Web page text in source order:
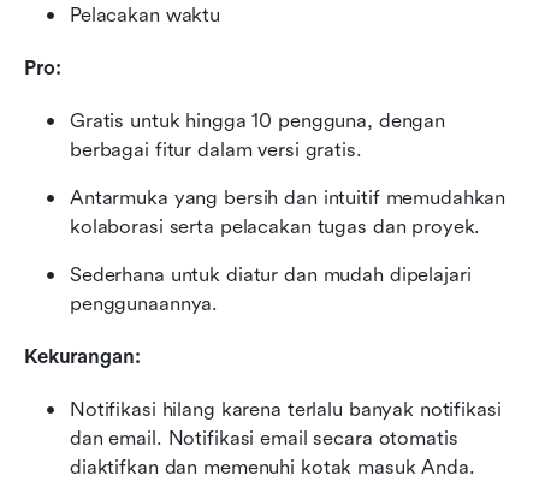
Pelacakan waktu
Pro:
Gratis untuk hingga 10 pengguna, dengan
berbagai fitur dalam versi gratis.
Antarmuka yang bersih dan intuitif memudahkan
kolaborasi serta pelacakan tugas dan proyek.
Sederhana untuk diatur dan mudah dipelajari
penggunaannya.
Kekurangan:
Notifikasi hilang karena terlalu banyak notifikasi
dan email. Notifikasi email secara otomatis
diaktifkan dan memenuhi kotak masuk Anda.